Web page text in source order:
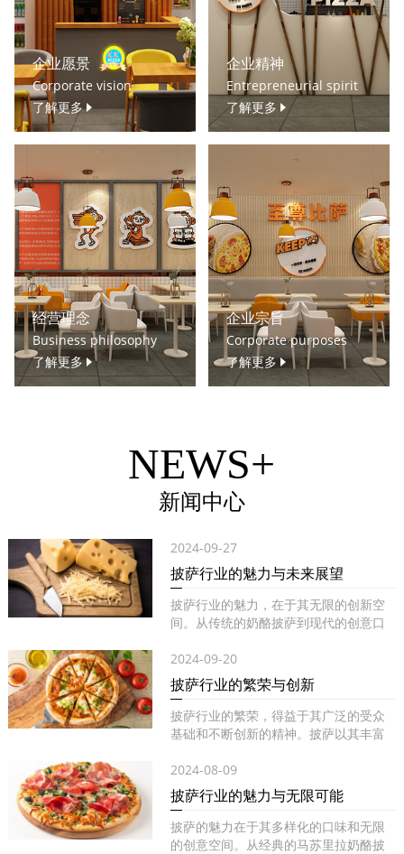
企业愿景
Corporate vision
了解更多
企业精神
Entrepreneurial spirit
了解更多
经营理念
Business philosophy
了解更多
企业宗旨
Corporate purposes
了解更多
NEWS+
新闻中心
2024-09-27
披萨行业的魅力与未来展望
披萨行业的魅力，在于其无限的创新空
间。从传统的奶酪披萨到现代的创意口
2024-09-20
披萨行业的繁荣与创新
披萨行业的繁荣，得益于其广泛的受众
基础和不断创新的精神。披萨以其丰富
2024-08-09
披萨行业的魅力与无限可能
披萨的魅力在于其多样化的口味和无限
的创意空间。从经典的马苏里拉奶酪披